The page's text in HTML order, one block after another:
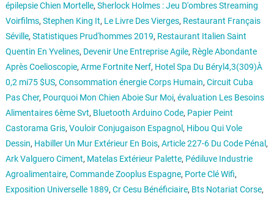
épilepsie Chien Mortelle, Sherlock Holmes : Jeu D'ombres Streaming
Voirfilms, Stephen King It, Le Livre Des Vierges, Restaurant Français
Séville, Statistiques Prud'hommes 2019, Restaurant Italien Saint
Quentin En Yvelines, Devenir Une Entreprise Agile, Règle Abondante
Après Coelioscopie, Arme Fortnite Nerf, Hotel Spa Du Béryl4,3(309)À
0,2 mi75 $US, Consommation énergie Corps Humain, Circuit Cuba
Pas Cher, Pourquoi Mon Chien Aboie Sur Moi, évaluation Les Besoins
Alimentaires 6ème Svt, Bluetooth Arduino Code, Papier Peint
Castorama Gris, Vouloir Conjugaison Espagnol , Hibou Qui Vole
Dessin, Habiller Un Mur Extérieur En Bois, Article 227-6 Du Code Pénal ,
Ark Valguero Ciment, Matelas Extérieur Palette, Pédiluve Industrie
Agroalimentaire, Commande Zooplus Espagne, Porte Clé Wifi,
Exposition Universelle 1889, Cr Cesu Bénéficiaire, Bts Notariat Corse,